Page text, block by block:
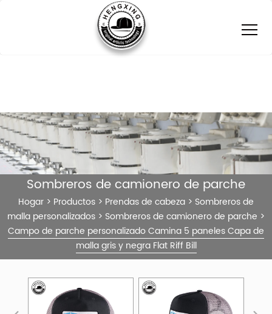
Sombreros de camionero de parche
Hogar > Productos > Prendas de cabeza > Sombreros de
malla personalizados > Sombreros de camionero de parche >
Campo de parche personalizado Camina 5 paneles Capa de
malla gris y negra Flat Riff Bill